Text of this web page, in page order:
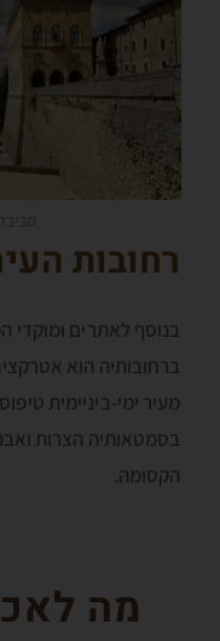
רחובות
בנוסף לאתרים ומוקדי
ברחובותיה הוא
מעיר ימי-ביניימית
בסמטאותיה הצרות
הקסומה.
מה